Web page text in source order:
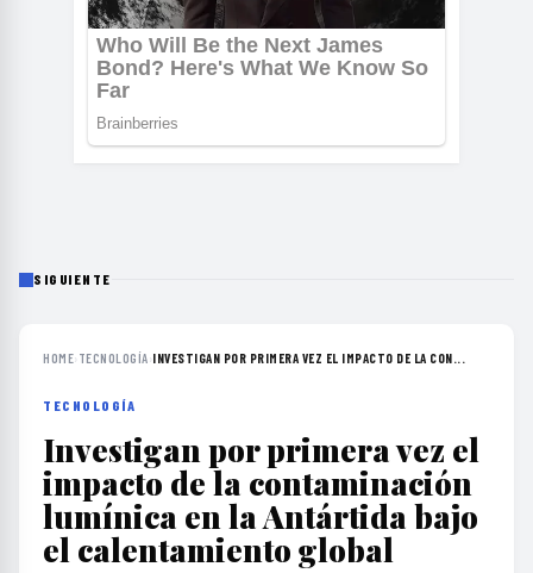
SIGUIENTE
HOME› TECNOLOGÍA›INVESTIGAN POR PRIMERA VEZ EL IMPACTO DE LA CON...
TECNOLOGÍA
Investigan por primera vez el
impacto de la contaminación
lumínica en la Antártida bajo
el calentamiento global